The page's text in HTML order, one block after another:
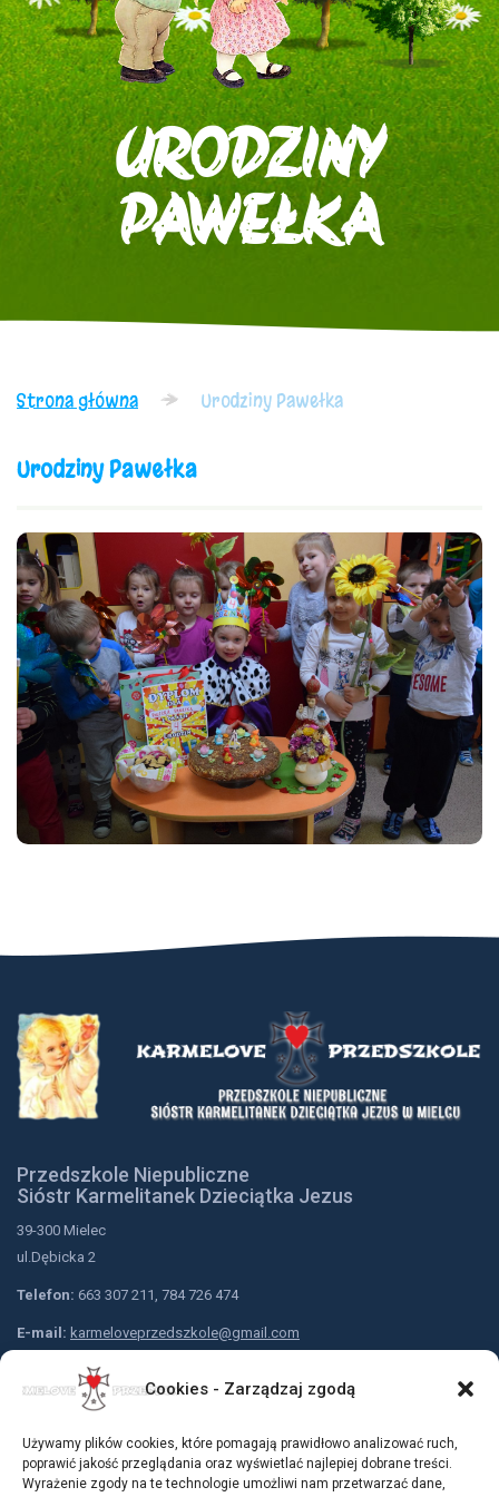
Cookies - Zarządzaj zgodą
Używamy plików cookies, które pomagają prawidłowo analizować ruch,
poprawić jakość przeglądania oraz wyświetlać najlepiej dobrane treści.
Wyrażenie zgody na te technologie umożliwi nam przetwarzać dane,
URODZINY
PAWEŁKA
Strona główna Urodziny Pawełka
Urodziny Pawełka
Przedszkole Niepubliczne
Sióstr Karmelitanek Dzieciątka Jezus
39-300 Mielec
ul.Dębicka 2
Telefon: 663 307 211, 784 726 474
E-mail: karmeloveprzedszkole@gmail.com
Nr konta przedszkola:
Bank Spółdzielczy w Mielcu
Dołącz do nas: